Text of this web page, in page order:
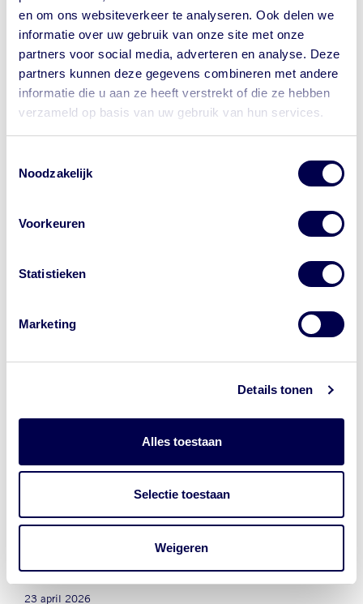
en om ons websiteverkeer te analyseren. Ook delen we
informatie over uw gebruik van onze site met onze
partners voor social media, adverteren en analyse. Deze
partners kunnen deze gegevens combineren met andere
informatie die u aan ze heeft verstrekt of die ze hebben
verzameld op basis van uw gebruik van hun services.
Noodzakelijk
Voorkeuren
Statistieken
Marketing
Details tonen
Alles toestaan
Selectie toestaan
Weigeren
Let op waar je op klikt.
Wil je bij de GGD een afspraak maken
Dé reizigerswebsite van 24
adverteren met de letters 'GGD' in
12 mei 2026
Van maart tot en met november zijn teken weer
de ziekte van Lyme en Tekenencefalitis (TBE of
23 april 2026